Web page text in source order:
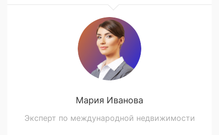
Мария Иванова
Эксперт по международной недвижимости